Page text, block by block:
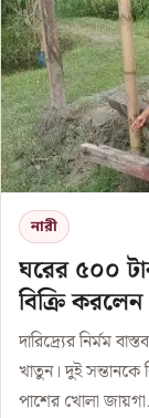
নারী
ঘরের ৫০০
বিক্রি করলেন
দারিদ্র্যের নির্মম
খাতুন। দুই সন্তানকে
পাশের খোলা